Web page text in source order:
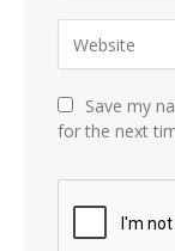
Save my
for the next